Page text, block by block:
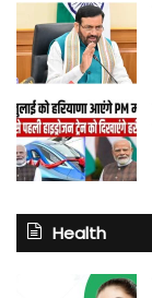
Health